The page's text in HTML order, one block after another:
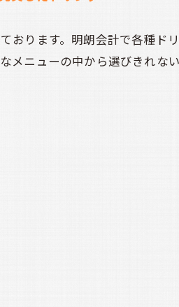
ります。明朗会計で各種ド
メニューの中から選びきれな